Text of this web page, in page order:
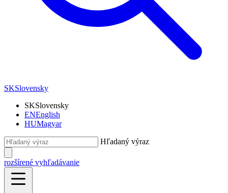
SKSlovensky
SKSlovensky
ENEnglish
HUMagyar
Hľadaný výraz
rozšírené vyhľadávanie